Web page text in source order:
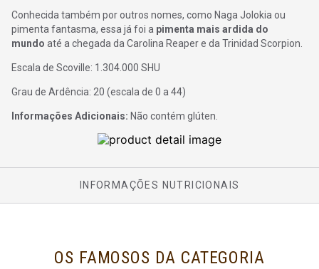
Conhecida também por outros nomes, como Naga Jolokia ou
pimenta fantasma, essa já foi a pimenta mais ardida do
mundo até a chegada da Carolina Reaper e da Trinidad Scorpion.
Escala de Scoville: 1.304.000 SHU
Grau de Ardência: 20 (escala de 0 a 44)
Informações Adicionais: Não contém glúten.
INFORMAÇÕES NUTRICIONAIS
OS FAMOSOS DA CATEGORIA